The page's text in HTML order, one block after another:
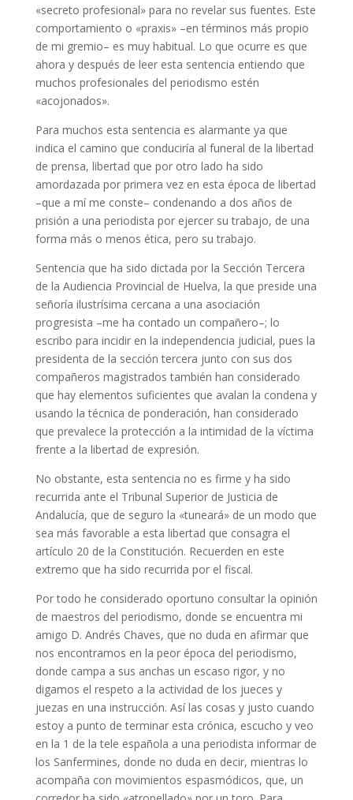
«secreto profesional» para no revelar sus fuentes. Este
comportamiento o «praxis» –en términos más propio
de mi gremio– es muy habitual. Lo que ocurre es que
ahora y después de leer esta sentencia entiendo que
muchos profesionales del periodismo estén
«acojonados».
Para muchos esta sentencia es alarmante ya que
indica el camino que conduciría al funeral de la libertad
de prensa, libertad que por otro lado ha sido
amordazada por primera vez en esta época de libertad
–que a mí me conste– condenando a dos años de
prisión a una periodista por ejercer su trabajo, de una
forma más o menos ética, pero su trabajo.
Sentencia que ha sido dictada por la Sección Tercera
de la Audiencia Provincial de Huelva, la que preside una
señoría ilustrísima cercana a una asociación
progresista –me ha contado un compañero–; lo
escribo para incidir en la independencia judicial, pues la
presidenta de la sección tercera junto con sus dos
compañeros magistrados también han considerado
que hay elementos suficientes que avalan la condena y
usando la técnica de ponderación, han considerado
que prevalece la protección a la intimidad de la víctima
frente a la libertad de expresión.
No obstante, esta sentencia no es firme y ha sido
recurrida ante el Tribunal Superior de Justicia de
Andalucía, que de seguro la «tuneará» de un modo que
sea más favorable a esta libertad que consagra el
artículo 20 de la Constitución. Recuerden en este
extremo que ha sido recurrida por el fiscal.
Por todo he considerado oportuno consultar la opinión
de maestros del periodismo, donde se encuentra mi
amigo D. Andrés Chaves, que no duda en afirmar que
nos encontramos en la peor época del periodismo,
donde campa a sus anchas un escaso rigor, y no
digamos el respeto a la actividad de los jueces y
juezas en una instrucción. Así las cosas y justo cuando
estoy a punto de terminar esta crónica, escucho y veo
en la 1 de la tele española a una periodista informar de
los Sanfermines, donde no duda en decir, mientras lo
acompaña con movimientos espasmódicos, que, un